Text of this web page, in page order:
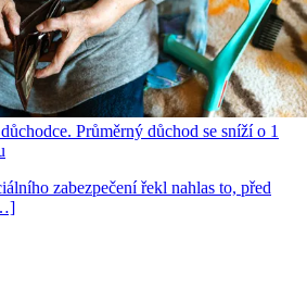
Průměrný důchod se sníží o 1
zabezpečení řekl nahlas to, před